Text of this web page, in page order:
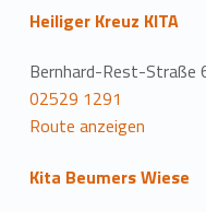
Heiliger Kreuz KITA
Bernhard-Rest-Straße
02529 1291
Route anzeigen
Kita Beumers Wiese